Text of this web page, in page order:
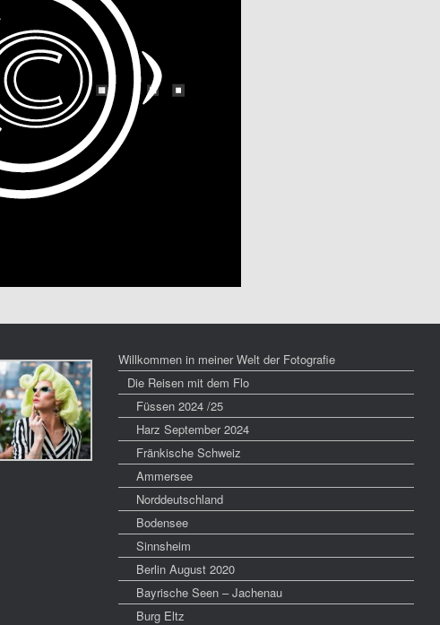
Willkommen in meiner Welt der Fotografie
Die Reisen mit dem Flo
Füssen 2024 /25
Harz September 2024
Fränkische Schweiz
Ammersee
Norddeutschland
Bodensee
Sinnsheim
Berlin August 2020
Bayrische Seen – Jachenau
Burg Eltz